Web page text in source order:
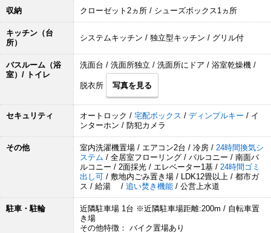
収納 クローゼット2ヵ所 / シューズボックス1ヵ所
キッチン（台
所）
システムキッチン / 独立型キッチン / グリル付
バスルーム（浴
室）/ トイレ
洗面台 / 洗面所独立 / 洗面所にドア / 浴室乾燥機 /
脱衣所 写真を見る
セキュリティ オートロック / 宅配ボックス / ディンプルキー / イ
ンターホン / 防犯カメラ
その他 室内洗濯機置場 / エアコン2台 / 冷房 / 24時間換気シ
ステム / 全居室フローリング / バルコニー / 南面バ
ルコニー / 2面採光 / エレベーター1基 / 24時間ゴミ
出し可 / 敷地内ごみ置き場 / LDK12畳以上 / 都市ガ
ス / 給湯 / 追い焚き機能 / 公営上水道
駐車・駐輪
近隣駐車場 1台 ※近隣駐車場距離:200m / 自転車置
き場
その他特徴： バイク置場あり